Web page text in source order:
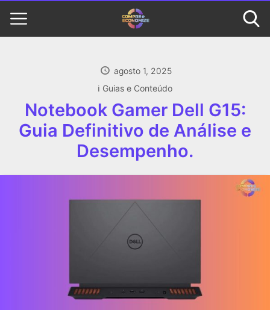
agosto 1, 2025
ℹ️ Guias e Conteúdo
Notebook Gamer Dell G15:
Guia Definitivo de Análise e
Desempenho.